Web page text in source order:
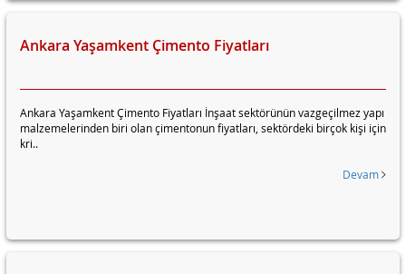
Ankara Yaşamkent Çimento Fiyatları
Ankara Yaşamkent Çimento Fiyatları İnşaat sektörünün vazgeçilmez yapı
malzemelerinden biri olan çimentonun fiyatları, sektördeki birçok kişi için
kri..
Devam